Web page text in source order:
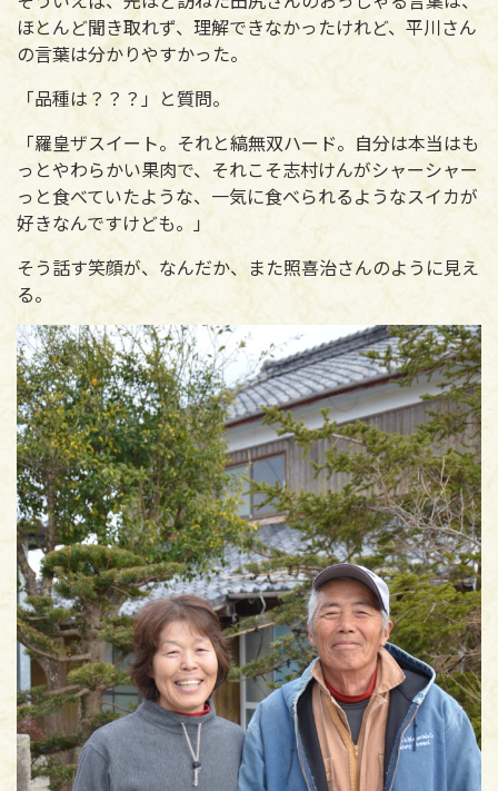
ほとんど聞き取れず、理解できなかったけれど、平川さん
の言葉は分かりやすかった。
「品種は？？？」と質問。
「羅皇ザスイート。それと縞無双ハード。自分は本当はも
っとやわらかい果肉で、それこそ志村けんがシャーシャー
っと食べていたような、一気に食べられるようなスイカが
好きなんですけども。」
そう話す笑顔が、なんだか、また照喜治さんのように見え
る。